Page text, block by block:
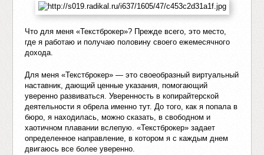
Что для меня «Текстброкер»? Прежде всего, это место,
где я работаю и получаю половину своего ежемесячного
дохода.
Для меня «Текстброкер» — это своеобразный виртуальный
наставник, дающий ценные указания, помогающий
уверенно развиваться. Уверенность в копирайтерской
деятельности я обрела именно тут. До того, как я попала в
бюро, я находилась, можно сказать, в свободном и
хаотичном плавании вслепую. «Текстброкер» задает
определенное направление, в котором я с каждым днем
двигаюсь все более уверенно.